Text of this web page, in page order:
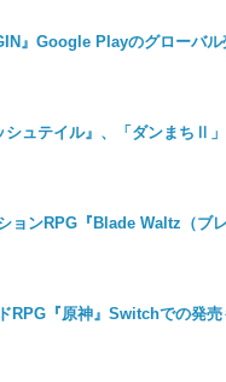
』Google Playのグローバ
シュテイル』、「ダンまちⅡ
ョンRPG『Blade Waltz（ブ
RPG『原神』Switchでの発売